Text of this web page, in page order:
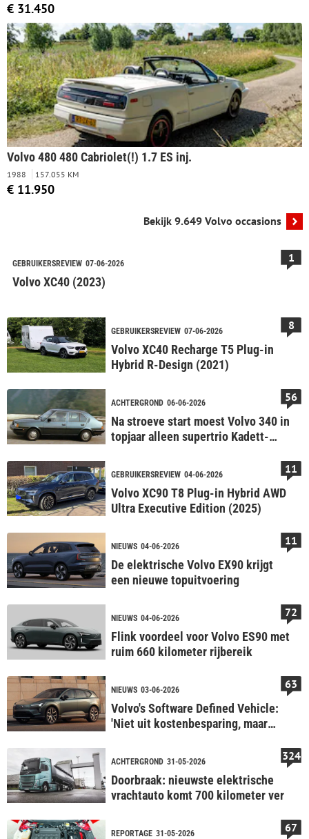
Leer/alcantara, enz.enz.
€ 31.450
Volvo 480 480 Cabriolet(!) 1.7 ES inj.
1988 157.055 KM
€ 11.950
Bekijk 9.649 Volvo occasions
GEBRUIKERSREVIEW 07-06-2026
Volvo XC40 (2023)
1
GEBRUIKERSREVIEW 07-06-2026
Volvo XC40 Recharge T5 Plug-in
Hybrid R-Design (2021)
8
ACHTERGROND 06-06-2026
Na stroeve start moest Volvo 340 in
topjaar alleen supertrio Kadett-
56
GEBRUIKERSREVIEW 04-06-2026
Volvo XC90 T8 Plug-in Hybrid AWD
Ultra Executive Edition (2025)
11
NIEUWS 04-06-2026
De elektrische Volvo EX90 krijgt
een nieuwe topuitvoering
11
NIEUWS 04-06-2026
Flink voordeel voor Volvo ES90 met
ruim 660 kilometer rijbereik
72
NIEUWS 03-06-2026
Volvo's Software Defined Vehicle:
'Niet uit kostenbesparing, maar
63
ACHTERGROND 31-05-2026
Doorbraak: nieuwste elektrische
vrachtauto komt 700 kilometer ver
324
REPORTAGE 31-05-2026 67